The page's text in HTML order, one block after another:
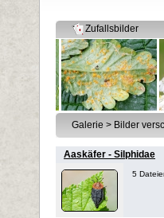
Zufallsbilder
Galerie > Bilder
Aaskäfer - Silphidae
5